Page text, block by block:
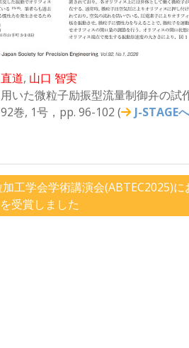
道, 山口 智実
いた微粒子励振型流量制御弁の試
巻, 1号，pp. 96-102 (
J-STAGE
工学会学術講演会(ABTEC2025)に
受賞しました